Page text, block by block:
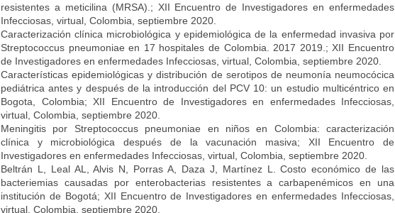
resistentes a meticilina (MRSA).; XII Encuentro de Investigadores en enfermedades
Infecciosas, virtual, Colombia, septiembre 2020.
Caracterización clínica microbiológica y epidemiológica de la enfermedad invasiva por
Streptococcus pneumoniae en 17 hospitales de Colombia. 2017 2019.; XII Encuentro
de Investigadores en enfermedades Infecciosas, virtual, Colombia, septiembre 2020.
Características epidemiológicas y distribución de serotipos de neumonía neumocócica
pediátrica antes y después de la introducción del PCV 10: un estudio multicéntrico en
Bogota, Colombia; XII Encuentro de Investigadores en enfermedades Infecciosas,
virtual, Colombia, septiembre 2020.
Meningitis por Streptococcus pneumoniae en niños en Colombia: caracterización
clínica y microbiológica después de la vacunación masiva; XII Encuentro de
Investigadores en enfermedades Infecciosas, virtual, Colombia, septiembre 2020.
Beltrán L, Leal AL, Alvis N, Porras A, Daza J, Martínez L. Costo económico de las
bacteriemias causadas por enterobacterias resistentes a carbapenémicos en una
institución de Bogotá; XII Encuentro de Investigadores en enfermedades Infecciosas,
virtual, Colombia, septiembre 2020.